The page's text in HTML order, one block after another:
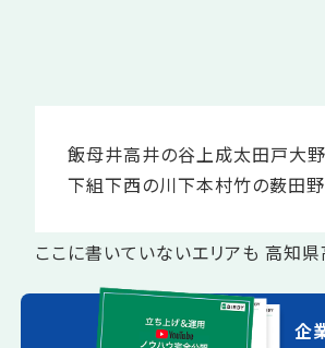
飯母井高井の谷 上成太田戸大
下組下西の川下本村竹の薮田
ここに書いていないエリアも 高知
企